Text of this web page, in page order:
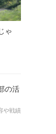
ゃ
の活
や戦績